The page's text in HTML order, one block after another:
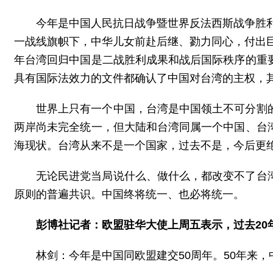
今年是中国人民抗日战争暨世界反法西斯战争
一战线旗帜下，中华儿女前赴后继、勠力同心，付
年台湾回归中国是二战胜利成果和战后国际秩序的
具有国际法效力的文件都确认了中国对台湾的主权，
世界上只有一个中国，台湾是中国领土不可分
两岸尚未完全统一，但大陆和台湾同属一个中国、
海现状。台湾从来不是一个国家，过去不是，今后更
无论民进党当局说什么、做什么，都改变不了
原则的普遍共识。中国终将统一、也必将统一。
彭博社记者：欧盟驻华大使上周五表示，过去
林剑：今年是中国同欧盟建交50周年。50年来